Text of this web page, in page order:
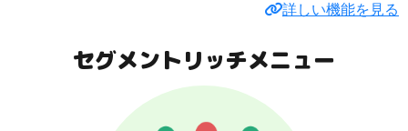
詳しい機能を見る
セグメントリッチメニュー